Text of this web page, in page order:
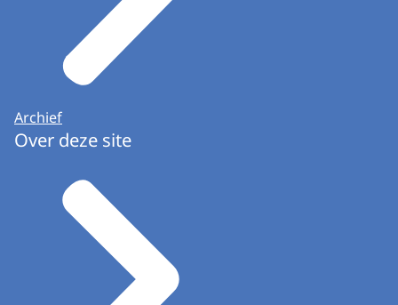
Archief
Over deze site